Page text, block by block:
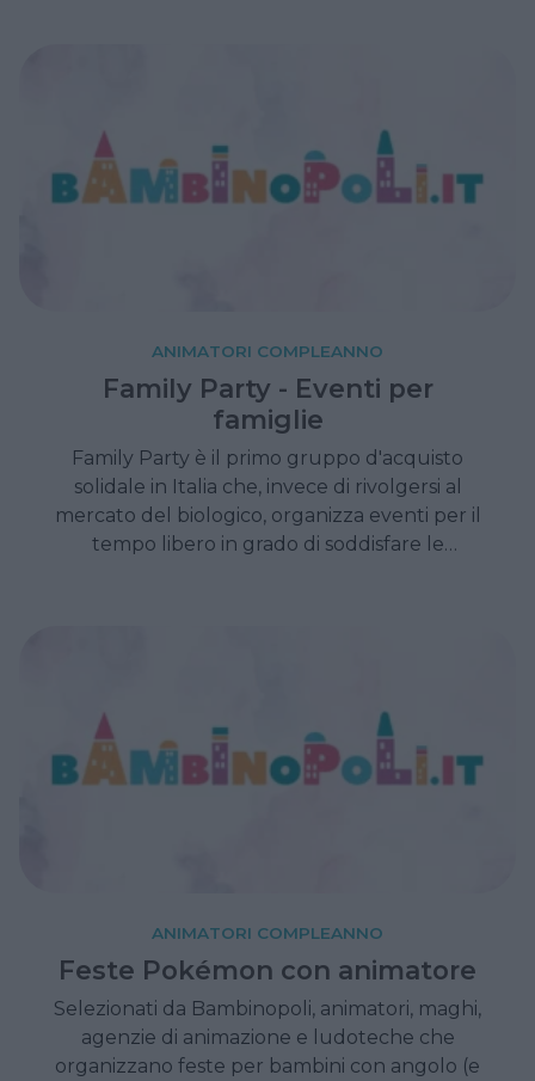
ANIMATORI COMPLEANNO
Family Party - Eventi per
famiglie
Family Party è il primo gruppo d'acquisto
solidale in Italia che, invece di rivolgersi al
mercato del biologico, organizza eventi per il
tempo libero in grado di soddisfare le
ANIMATORI COMPLEANNO
Feste Pokémon con animatore
Selezionati da Bambinopoli, animatori, maghi,
agenzie di animazione e ludoteche che
organizzano feste per bambini con angolo (e